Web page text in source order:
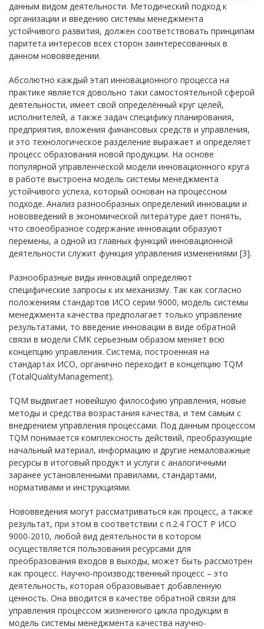
данным видом деятельности. Методический подход к
организации и введению системы менеджмента
устойчивого развития, должен соответствовать принципам
паритета интересов всех сторон заинтересованных в
данном нововведении.
Абсолютно каждый этап инновационного процесса на
практике является довольно таки самостоятельной сферой
деятельности, имеет свой определённый круг целей,
исполнителей, а также задач специфику планирования,
предприятия, вложения финансовых средств и управления,
и это технологическое разделение выражает и определяет
процесс образования новой продукции. На основе
популярной управленческой модели инновационного круга
в работе выстроена модель системы менеджмента
устойчивого успеха, который основан на процессном
подходе. Анализ разнообразных определений инновации и
нововведений в экономической литературе дает понять,
что своеобразное содержание инновации образуют
перемены, а одной из главных функций инновационной
деятельности служит функция управления изменениями [3].
Разнообразные виды инноваций определяют
специфические запросы к их механизму. Так как согласно
положениям стандартов ИСО серии 9000, модель системы
менеджмента качества предполагает только управление
результатами, то введение инновации в виде обратной
связи в модели СМК серьезным образом меняет всю
концепцию управления. Система, построенная на
стандартах ИСО, органично переходит в концепцию TQM
(TotalQualityManagement).
TQM выдвигает новейшую философию управления, новые
методы и средства возрастания качества, и тем самым с
внедрением управления процессами. Под данным процессом
TQM понимается комплексность действий, преобразующие
начальный материал, информацию и другие немаловажные
ресурсы в итоговый продукт и услуги с аналогичными
заранее установленными правилами, стандартами,
нормативами и инструкциями.
Нововведения могут рассматриваться как процесс, а также
результат, при этом в соответствии с п.2.4 ГОСТ Р ИСО
9000-2010, любой вид деятельности в котором
осуществляется пользования ресурсами для
преобразования входов в выходы, может быть рассмотрен
как процесс. Научно-производственный процесс – это
деятельность, которая образовывает добавленную
ценность. Она вводится в качестве обратной связи для
управления процессом жизненного цикла продукции в
модель системы менеджмента качества научно-